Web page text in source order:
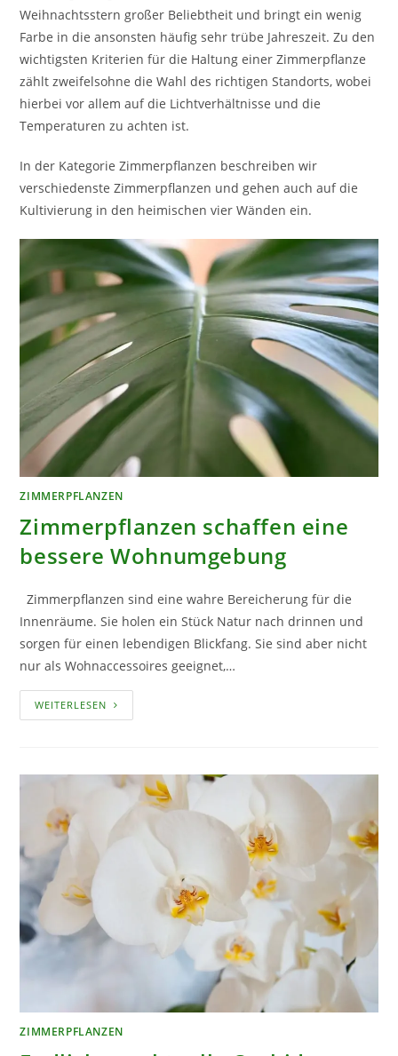
Weihnachtsstern großer Beliebtheit und bringt ein wenig
Farbe in die ansonsten häufig sehr trübe Jahreszeit. Zu den
wichtigsten Kriterien für die Haltung einer Zimmerpflanze
zählt zweifelsohne die Wahl des richtigen Standorts, wobei
hierbei vor allem auf die Lichtverhältnisse und die
Temperaturen zu achten ist.
In der Kategorie Zimmerpflanzen beschreiben wir
verschiedenste Zimmerpflanzen und gehen auch auf die
Kultivierung in den heimischen vier Wänden ein.
ZIMMERPFLANZEN
Zimmerpflanzen schaffen eine
bessere Wohnumgebung
Zimmerpflanzen sind eine wahre Bereicherung für die
Innenräume. Sie holen ein Stück Natur nach drinnen und
sorgen für einen lebendigen Blickfang. Sie sind aber nicht
nur als Wohnaccessoires geeignet,…
WEITERLESEN ZIMMERPFLANZEN
SCHAFFEN
ZIMMERPFLANZEN